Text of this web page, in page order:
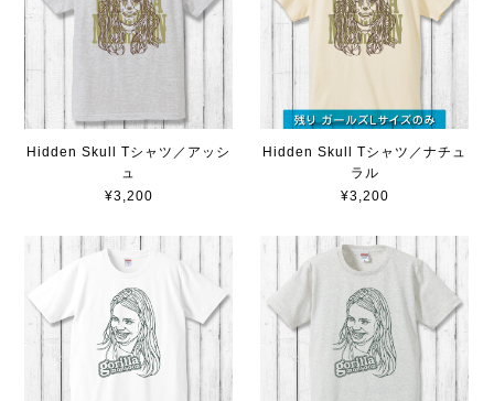
Hidden Skull Tシャツ／アッシ
ュ
¥3,200
Hidden Skull Tシャツ／ナチュ
ラル
¥3,200